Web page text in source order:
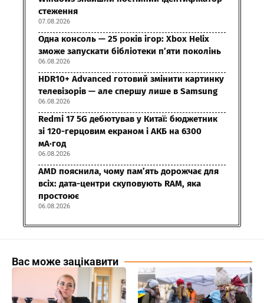
стеження
07.08.2026
Одна консоль — 25 років ігор: Xbox Helix
зможе запускати бібліотеки п’яти поколінь
06.08.2026
HDR10+ Advanced готовий змінити картинку
телевізорів — але спершу лише в Samsung
06.08.2026
Redmi 17 5G дебютував у Китаї: бюджетник
зі 120-герцовим екраном і АКБ на 6300
мА·год
06.08.2026
AMD пояснила, чому пам’ять дорожчає для
всіх: дата-центри скуповують RAM, яка
простоює
06.08.2026
Вас може зацікавити